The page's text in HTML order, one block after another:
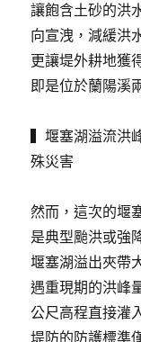
讓飽含土砂的洪
向宣洩，減緩洪
更讓堤外耕地獲
即是位於蘭陽溪
▍堰塞湖溢流洪
殊災害
然而，這次的堰
是典型颱洪或強
堰塞湖溢出夾帶
遇重現期的洪峰
公尺高程直接灌
堤防的防護標準